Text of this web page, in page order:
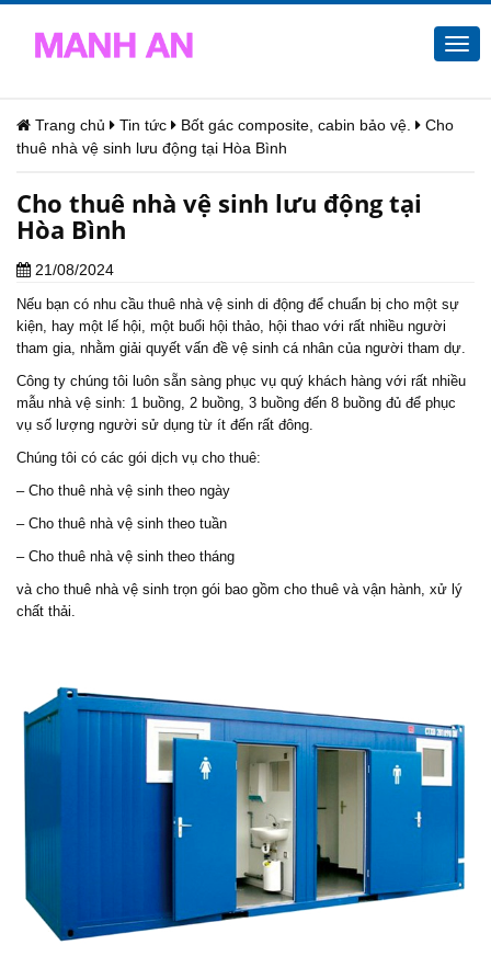
Trang chủ Tin tức Bốt gác composite, cabin bảo vệ.
Cho
thuê nhà vệ sinh lưu động tại Hòa Bình
Cho thuê nhà vệ sinh lưu động tại
Hòa Bình
21/08/2024
Nếu bạn có nhu cầu thuê nhà vệ sinh di động để chuẩn bị cho một sự
kiện, hay một lế hội, một buổi hội thảo, hội thao với rất nhiều người
tham gia, nhằm giải quyết vấn đề vệ sinh cá nhân của người tham dự.
Công ty chúng tôi luôn sẵn sàng phục vụ quý khách hàng với rất nhiều
mẫu nhà vệ sinh: 1 buồng, 2 buồng, 3 buồng đến 8 buồng đủ để phục
vụ số lượng người sử dụng từ ít đến rất đông.
Chúng tôi có các gói dịch vụ cho thuê:
– Cho thuê nhà vệ sinh theo ngày
– Cho thuê nhà vệ sinh theo tuần
– Cho thuê nhà vệ sinh theo tháng
và cho thuê nhà vệ sinh trọn gói bao gồm cho thuê và vận hành, xử lý
chất thải.